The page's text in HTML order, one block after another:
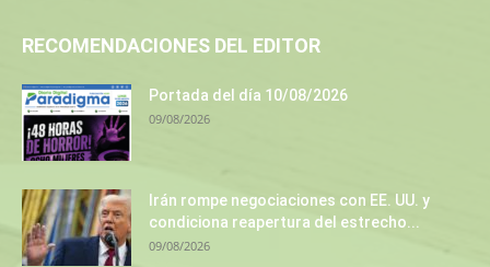
RECOMENDACIONES DEL EDITOR
Portada del día 10/08/2026
09/08/2026
Irán rompe negociaciones con EE. UU. y
condiciona reapertura del estrecho...
09/08/2026